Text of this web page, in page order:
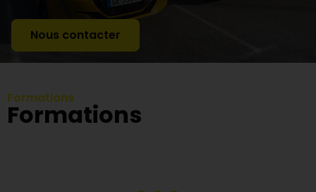
Nous contacter
Formations
Formations